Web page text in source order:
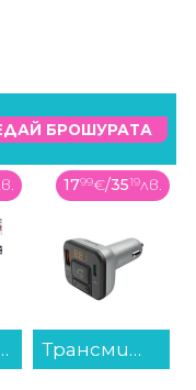
БРОШУРАТА
Slim Submarine (485350-01)...
1799€/3519лв.
Трансмитер FM Hama 14169...